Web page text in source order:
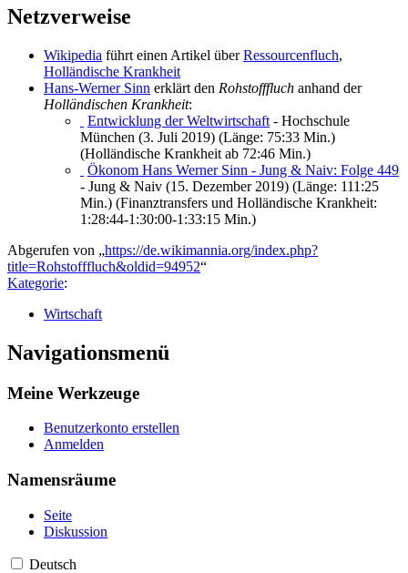
Netzverweise
Wikipedia führt einen Artikel überRessourcenfluch,
Holländische Krankheit
Hans-Werner Sinn erklärt den Rohstofffluch anhand der
Holländischen Krankheit:
Entwicklung der Weltwirtschaft - Hochschule
München (3. Juli 2019) (Länge: 75:33 Min.)
(Holländische Krankheit ab 72:46 Min.)
Ökonom Hans Werner Sinn - Jung & Naiv: Folge 449
- Jung & Naiv (15. Dezember 2019) (Länge: 111:25
Min.) (Finanztransfers und Holländische Krankheit:
1:28:44-1:30:00-1:33:15 Min.)
Abgerufen von „https://de.wikimannia.org/index.php?
title=Rohstofffluch&oldid=94952“
Kategorie:
Wirtschaft
Navigationsmenü
Meine Werkzeuge
Benutzerkonto erstellen
Anmelden
Namensräume
Seite
Diskussion
Deutsch